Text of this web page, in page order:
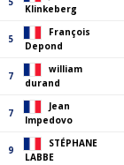
Klinkeberg
5
François
Depond
7
william
durand
7
Jean
Impedovo
9
STÉPHANE
LABBE